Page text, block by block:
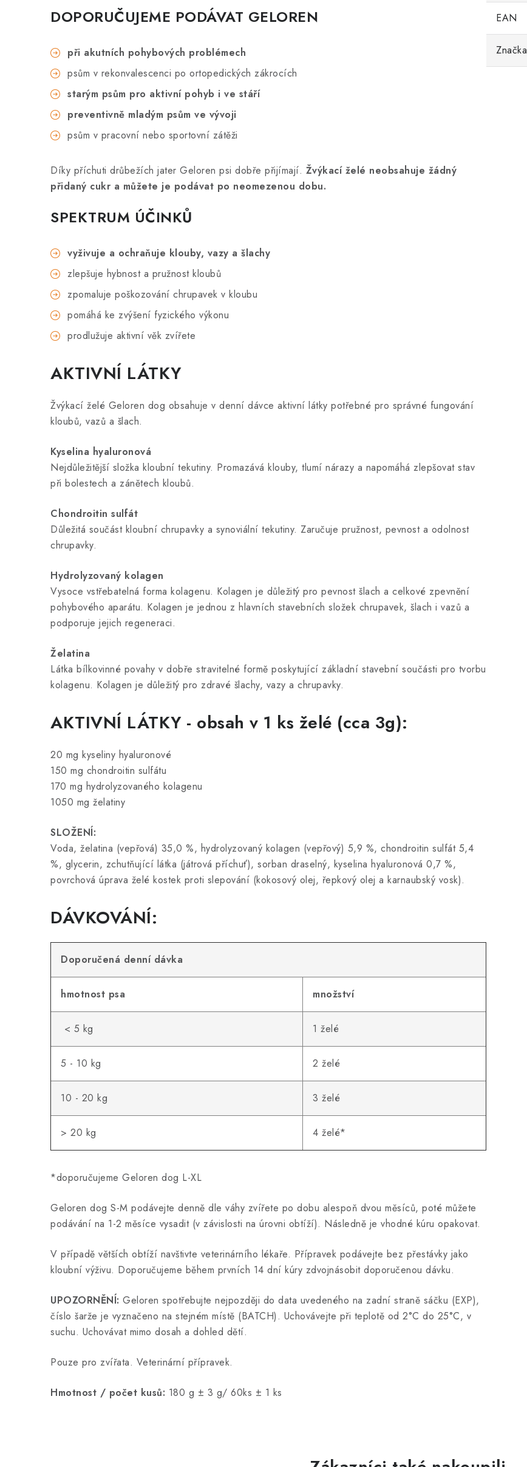
DOPORUČUJEME PODÁVAT GELOREN
při akutních pohybových problémech
psům v rekonvalescenci po ortopedických zákrocích
starým psům pro aktivní pohyb i ve stáří
preventivně mladým psům ve vývoji
psům v pracovní nebo sportovní zátěži
Díky příchuti drůbežích jater Geloren psi dobře přijímají. Žvýkací želé neobsahuje žádný
přidaný cukr a můžete je podávat po neomezenou dobu.
SPEKTRUM ÚČINKŮ
vyživuje a ochraňuje klouby, vazy a šlachy
zlepšuje hybnost a pružnost kloubů
zpomaluje poškozování chrupavek v kloubu
pomáhá ke zvýšení fyzického výkonu
prodlužuje aktivní věk zvířete
AKTIVNÍ LÁTKY
Žvýkací želé Geloren dog obsahuje v denní dávce aktivní látky potřebné pro správné fungování
kloubů, vazů a šlach.
Kyselina hyaluronová
Nejdůležitější složka kloubní tekutiny. Promazává klouby, tlumí nárazy a napomáhá zlepšovat stav
při bolestech a zánětech kloubů.
Chondroitin sulfát
Důležitá součást kloubní chrupavky a synoviální tekutiny. Zaručuje pružnost, pevnost a odolnost
chrupavky.
Hydrolyzovaný kolagen
Vysoce vstřebatelná forma kolagenu. Kolagen je důležitý pro pevnost šlach a celkové zpevnění
pohybového aparátu. Kolagen je jednou z hlavních stavebních složek chrupavek, šlach i vazů a
podporuje jejich regeneraci.
Želatina
Látka bílkovinné povahy v dobře stravitelné formě poskytující základní stavební součásti pro tvorbu
kolagenu. Kolagen je důležitý pro zdravé šlachy, vazy a chrupavky.
AKTIVNÍ LÁTKY - obsah v 1 ks želé (cca 3g):
20 mg kyseliny hyaluronové
150 mg chondroitin sulfátu
170 mg hydrolyzovaného kolagenu
1050 mg želatiny
SLOŽENÍ:
Voda, želatina (vepřová) 35,0 %, hydrolyzovaný kolagen (vepřový) 5,9 %, chondroitin sulfát 5,4
%, glycerin, zchutňující látka (játrová příchuť), sorban draselný, kyselina hyaluronová 0,7 %,
povrchová úprava želé kostek proti slepování (kokosový olej, řepkový olej a karnaubský vosk).
DÁVKOVÁNÍ:
Doporučená denní dávka
hmotnost psa množství
< 5 kg 1 želé
5 - 10 kg 2 želé
10 - 20 kg 3 želé
> 20 kg 4 želé*
*doporučujeme Geloren dog L-XL
Geloren dog S-M podávejte denně dle váhy zvířete po dobu alespoň dvou měsíců, poté můžete
podávání na 1-2 měsíce vysadit (v závislosti na úrovni obtíží). Následně je vhodné kúru opakovat.
V případě větších obtíží navštivte veterinárního lékaře. Přípravek podávejte bez přestávky jako
kloubní výživu. Doporučujeme během prvních 14 dní kúry zdvojnásobit doporučenou dávku.
UPOZORNĚNÍ: Geloren spotřebujte nejpozději do data uvedeného na zadní straně sáčku (EXP),
číslo šarže je vyznačeno na stejném místě (BATCH). Uchovávejte při teplotě od 2°C do 25°C, v
suchu. Uchovávat mimo dosah a dohled dětí.
Pouze pro zvířata. Veterinární přípravek.
Hmotnost / počet kusů: 180 g ± 3 g/ 60ks ± 1 ks
EAN
Značka